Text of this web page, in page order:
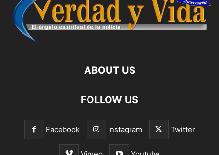
ABOUT US
FOLLOW US
Facebook Instagram Twitter